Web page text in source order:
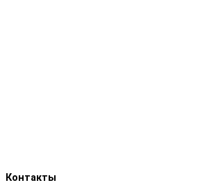
Контакты